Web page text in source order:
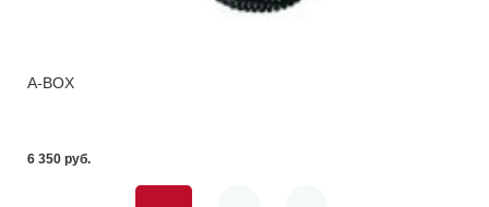
A-BOX
6 350 pуб.